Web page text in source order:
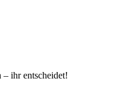
ihr entscheidet!